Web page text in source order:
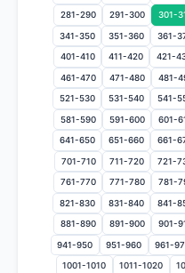
281-290 291-300 301-
341-350 351-360 361-
401-410 411-420 421-
461-470 471-480 481-
521-530 531-540 541-
581-590 591-600 601-
641-650 651-660 661-
701-710 711-720 721-
761-770 771-780 781-
821-830 831-840 841-
881-890 891-900 901-
941-950 951-960 961-
1001-1010 1011-1020